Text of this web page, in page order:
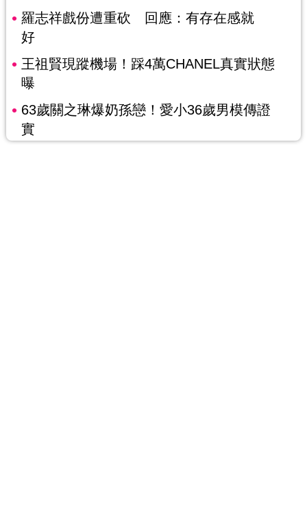
羅志祥戲份遭重砍 回應：有存在感就
好
王祖賢現蹤機場！踩4萬CHANEL真實狀態
曝
63歲關之琳爆奶孫戀！愛小36歲男模傳證
實